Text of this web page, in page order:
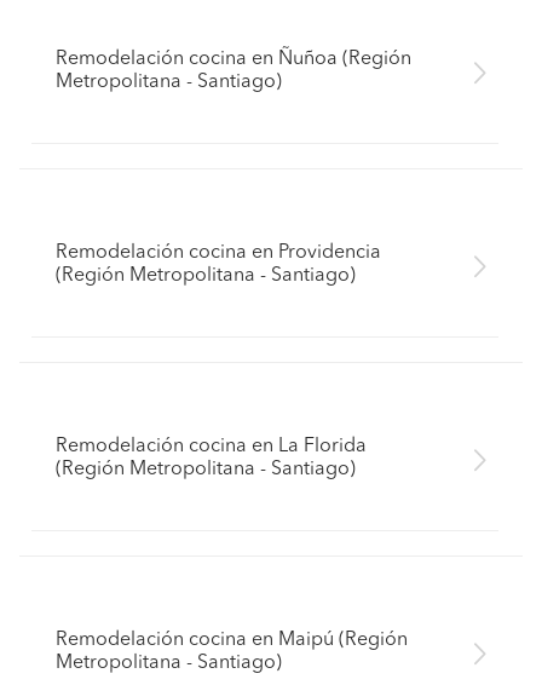
Remodelación cocina en Ñuñoa (Región
Metropolitana - Santiago)
Remodelación cocina en Providencia
(Región Metropolitana - Santiago)
Remodelación cocina en La Florida
(Región Metropolitana - Santiago)
Remodelación cocina en Maipú (Región
Metropolitana - Santiago)